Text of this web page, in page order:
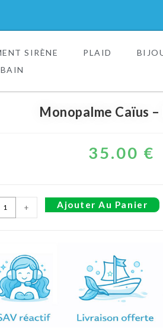
SIRÈNE PLAID
Monopalme Caïus
35.00 €
+ Ajouter Au Panier